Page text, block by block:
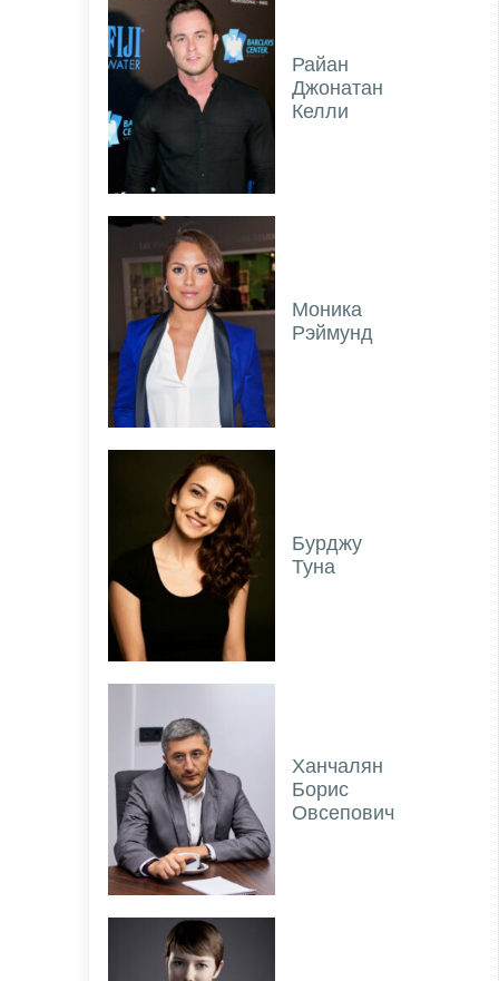
Райан
Джонатан
Келли
Моника
Рэймунд
Бурджу
Туна
Ханчалян
Борис
Овсепович